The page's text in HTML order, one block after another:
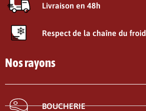
Livraison en 48h
Respect de la chaîne du froid
Nos rayons
BOUCHERIE